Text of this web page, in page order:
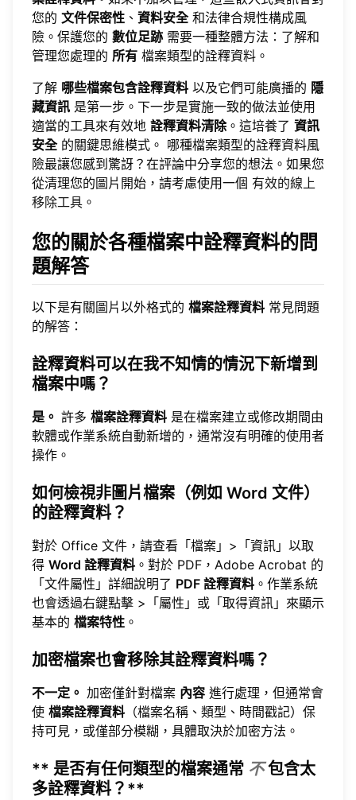
您的 文件保密性 、 資料安全和法律合規性構成風
險。保護您的 數位足跡 需要一種整體方法：了解和
管理您處理的 所有 檔案類型的詮釋資料。
了解 哪些檔案包含詮釋資料 以及它們可能廣播的 隱
藏資訊 是第一步。下一步是實施一致的做法並使用
適當的工具來有效地 詮釋資料清除。這培養了 資訊
安全的關鍵思維模式。 哪種檔案類型的詮釋資料風
險最讓您感到驚訝？在評論中分享您的想法。如果您
從清理您的圖片開始，請考慮使用一個 有效的線上
移除工具 。
您的關於各種檔案中詮釋資料的問
題解答
以下是有關圖片以外格式的 檔案詮釋資料 常見問題
的解答：
詮釋資料可以在我不知情的情況下新增到
檔案中嗎？
是。 許多 檔案詮釋資料 是在檔案建立或修改期間由
軟體或作業系統自動新增的，通常沒有明確的使用者
操作。
如何檢視非圖片檔案（例如 Word 文件）
的詮釋資料？
對於 Office 文件，請查看「檔案」>「資訊」以取
得 Word 詮釋資料 。對於 PDF，Adobe Acrobat 的
「文件屬性」詳細說明了 PDF 詮釋資料 。作業系統
也會透過右鍵點擊 >「屬性」或「取得資訊」來顯示
基本的 檔案特性 。
加密檔案也會移除其詮釋資料嗎？
不一定。 加密僅針對檔案 內容 進行處理，但通常會
使 檔案詮釋資料 （檔案名稱、類型、時間戳記）保
持可見，或僅部分模糊，具體取決於加密方法。
** 是否有任何類型的檔案通常 不包含太
多詮釋資料？**